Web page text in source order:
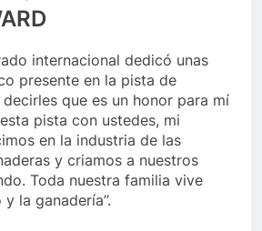
internacional dedicó unas
presente en la pista de
decirles que es un honor para mí
pista con ustedes, mi
en la industria de las
y criamos a nuestros
Toda nuestra familia vive
la ganadería”.